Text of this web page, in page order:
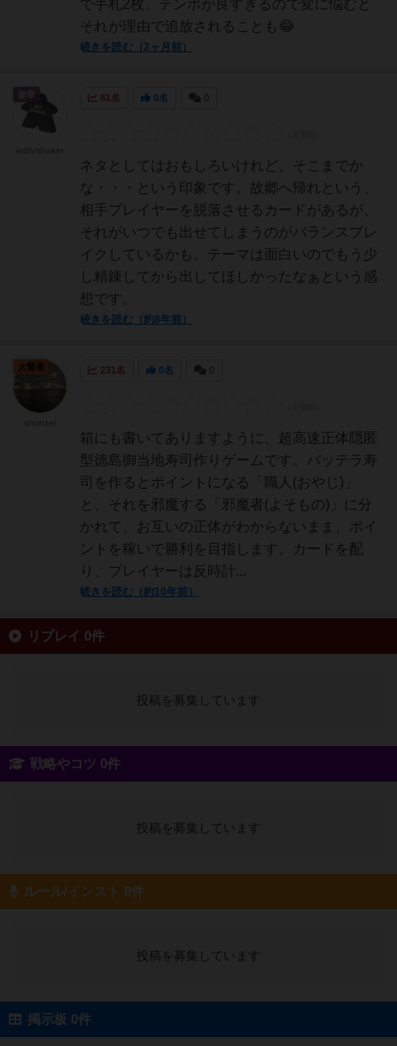
で手札2枚。テンポが良すぎるので変に悩むと
それが理由で追放されることも😂
続きを読む（2ヶ月前）
81名 0名
ネタとしてはおもしろいけれど、そこまでか
な・・・という印象です。故郷へ帰れという、
相手プレイヤーを脱落させるカードがあるが、
それがいつでも出せてしまうのがバランスブレ
イクしているかも。テーマは面白いのでもう少
し精錬してから出してほしかったなぁという感
想です。
続きを読む（約8年前）
231名 0名
箱にも書いてありますように、超高速正体隠匿
型徳島御当地寿司作りゲームです。バッテラ寿
司を作るとポイントになる「職人(おやじ)」
と、それを邪魔する「邪魔者(よそもの)」に分
かれて、お互いの正体がわからないまま、ポイ
ントを稼いで勝利を目指します。カードを配
り、プレイヤーは反時計...
続きを読む（約10年前）
大賢者
リプレイ 0件
投稿を募集しています
戦略やコツ 0件
投稿を募集しています
ルール/インスト 0件
投稿を募集しています
掲示板 0件